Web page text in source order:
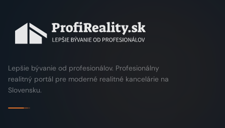
Lepšie bývanie od profesionálov. Profesionálny
realitný portál pre moderné realitné kancelárie na
Slovensku.